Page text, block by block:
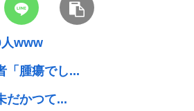
人www
「腫瘍でし...
だかつて...